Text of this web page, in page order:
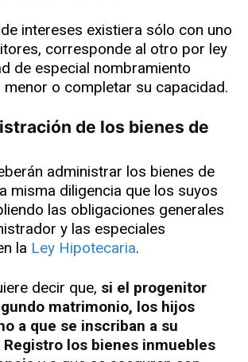
intereses existiera sólo con uno
corresponde al otro por ley
de especial nombramiento
menor o completar su capacidad.
administrar los bienes de
misma diligencia que los suyos
las obligaciones generales
y las especiales
la Ley Hipotecaria.
decir que, si el progenitor
matrimonio, los hijos
a que se inscriban a su
los bienes inmuebles